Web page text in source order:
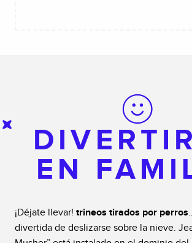
EN
¡Déjate llevar! trineos tirados por perros
divertida de deslizarse sobre la nieve.